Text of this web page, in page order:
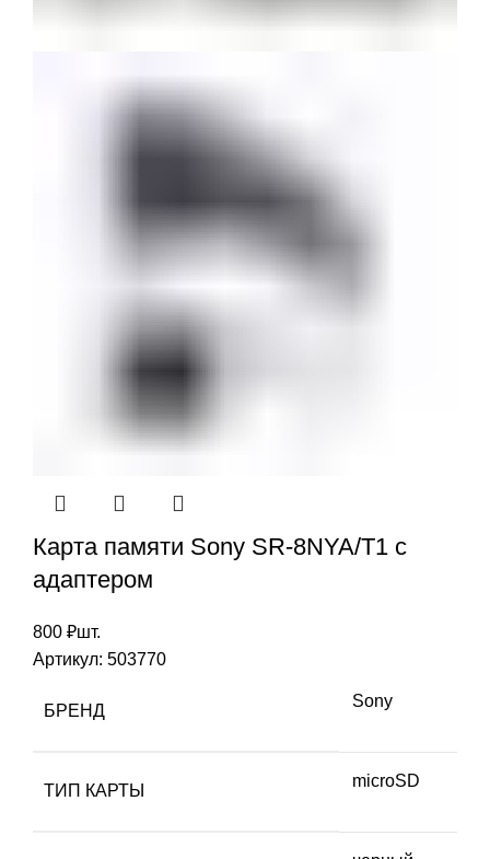
Карта памяти Sony SR-8NYA/T1 с
адаптером
800 ₽шт.
Артикул: 503770
БРЕНД
Sony
ТИП КАРТЫ
microSD